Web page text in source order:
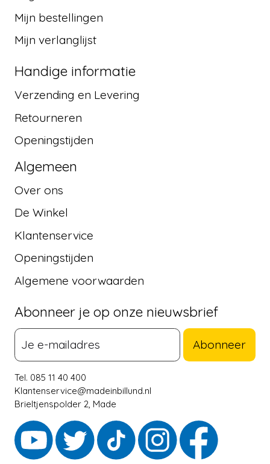
Mijn bestellingen
Mijn verlanglijst
Handige informatie
Verzending en Levering
Retourneren
Openingstijden
Algemeen
Over ons
De Winkel
Klantenservice
Openingstijden
Algemene voorwaarden
Abonneer je op onze nieuwsbrief
Abonneer
Tel. 085 11 40 400
Klantenservice@madeinbillund.nl
Brieltjenspolder 2, Made